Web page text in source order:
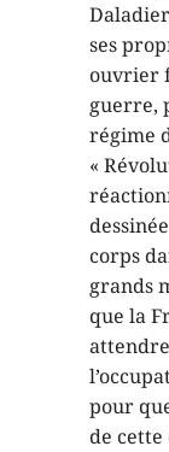
ses
ouvrier
guerre,
régime
«
corps
grands
que la
pour
de